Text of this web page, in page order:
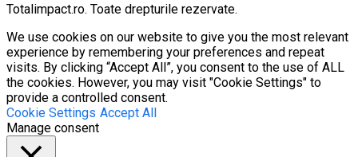
Totalimpact.ro. Toate drepturile rezervate.
We use cookies on our website to give you the most relevant
experience by remembering your preferences and repeat
visits. By clicking “Accept All”, you consent to the use of ALL
the cookies. However, you may visit "Cookie Settings" to
provide a controlled consent.
Cookie Settings Accept All
Manage consent